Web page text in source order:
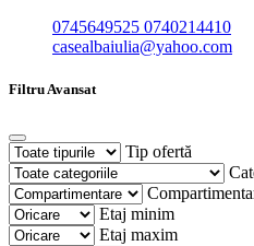
0745649525 0740214410
casealbaiulia@yahoo.com
Filtru Avansat
Tip ofertă
Etaj minim
Etaj maxim